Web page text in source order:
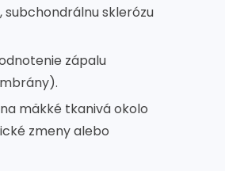
sklerózu
zápalu
mäkké tkanivá okolo
zmeny alebo